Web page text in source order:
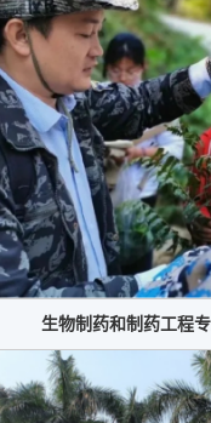
生物制药和制药工程